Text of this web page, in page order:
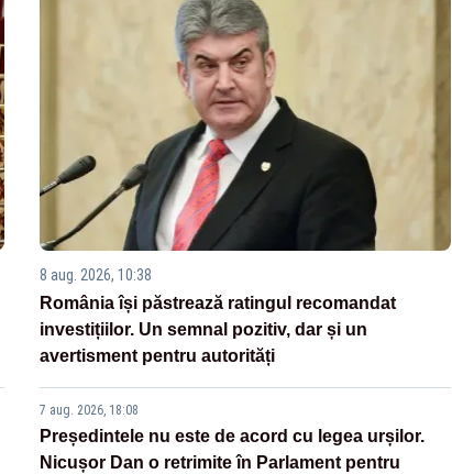
8 aug. 2026, 10:38
România își păstrează ratingul recomandat
investițiilor. Un semnal pozitiv, dar și un
avertisment pentru autorități
7 aug. 2026, 18:08
Președintele nu este de acord cu legea urșilor.
Nicușor Dan o retrimite în Parlament pentru